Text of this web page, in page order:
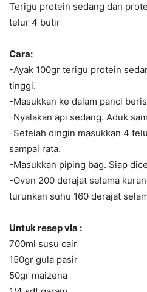
Terigu protein sedang dan
telur 4 butir
Cara:
-Ayak 100gr terigu protein
tinggi.
-Masukkan ke dalam panci
-Nyalakan api sedang. Aduk
-Setelah dingin masukkan 4
sampai rata.
-Masukkan piping bag. Siap
-Oven 200 derajat selama
turunkan suhu 160 derajat
Untuk resep vla :
700ml susu cair
150gr gula pasir
50gr maizena